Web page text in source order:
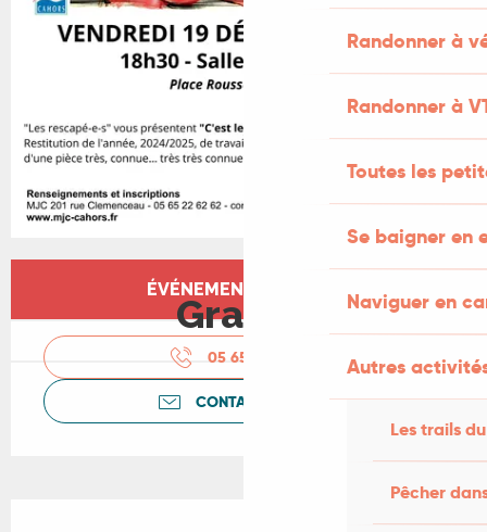
Randonner à
Randonner à
Toutes les
Se baigner en
Naviguer en
Autres
Les trails
Pêcher
Ouverture et coordonnées
ÉVÉNEMENT TERMINÉ
Gratuit
05 65 22 62
CONTACTEZ-NOUS